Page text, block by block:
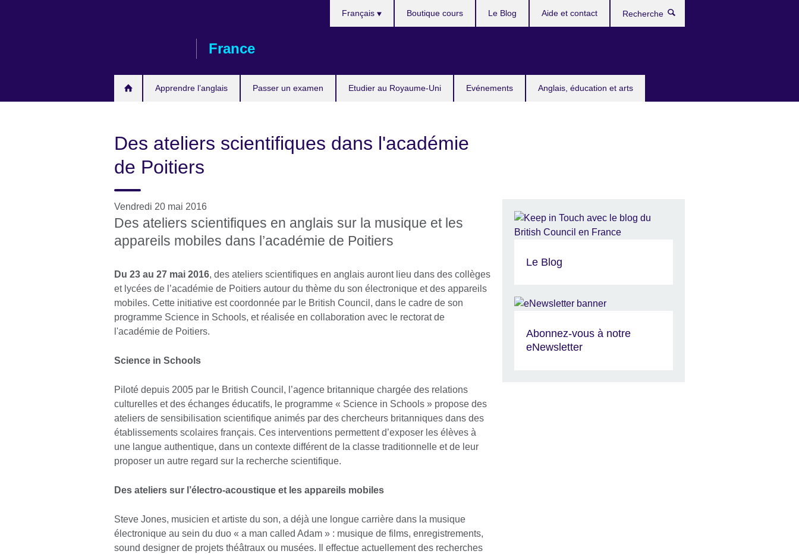
France
Apprendre l’anglais Passer un examen Etudier au Royaume-Uni Evénements Anglais, éducation et arts
Français Boutique cours Le Blog Aide et contact
Des ateliers scientifiques dans l'académie
de Poitiers
Vendredi 20 mai 2016
Des ateliers scientifiques en anglais sur la musique et les
appareils mobiles dans l’académie de Poitiers
Du 23 au 27 mai 2016, des ateliers scientifiques en anglais auront lieu dans des collèges
et lycées de l’académie de Poitiers autour du thème du son électronique et des appareils
mobiles. Cette initiative est coordonnée par le British Council, dans le cadre de son
programme Science in Schools, et réalisée en collaboration avec le rectorat de
l'académie de Poitiers.
Science in Schools
Piloté depuis 2005 par le British Council, l’agence britannique chargée des relations
culturelles et des échanges éducatifs, le programme « Science in Schools » propose des
ateliers de sensibilisation scientifique animés par des chercheurs britanniques dans des
établissements scolaires français. Ces interventions permettent d’exposer les élèves à
une langue authentique, dans un contexte différent de la classe traditionnelle et de leur
proposer un autre regard sur la recherche scientifique.
Des ateliers sur l’électro-acoustique et les appareils mobiles
Steve Jones, musicien et artiste du son, a déjà une longue carrière dans la musique
électronique au sein du duo « a man called Adam » : musique de films, enregistrements,
sound designer de projets théâtraux ou musées. Il effectue actuellement des recherches
Le Blog
Abonnez-vous à notre
eNewsletter